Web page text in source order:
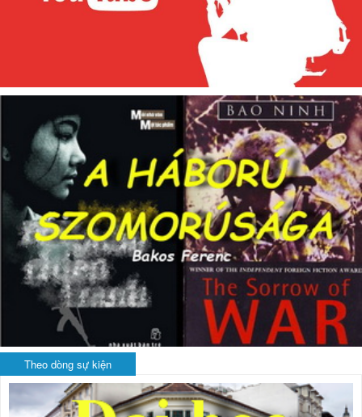
Theo dòng sự kiện